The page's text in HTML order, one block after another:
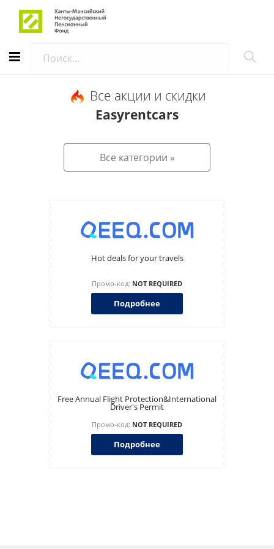
Все акции и скидки
Easyrentcars
Все категории »
Hot deals for your travels
Промо-код: NOT REQUIRED
Подробнее
Free Annual Flight Protection&International
Driver's Permit
Промо-код: NOT REQUIRED
Подробнее